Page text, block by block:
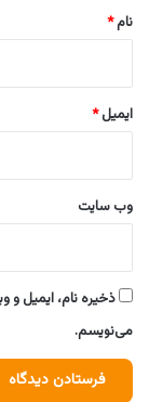
نام*
ایمیل*
وب‌ سایت
ذخیره نام، ایمیل و
می‌نویسم.